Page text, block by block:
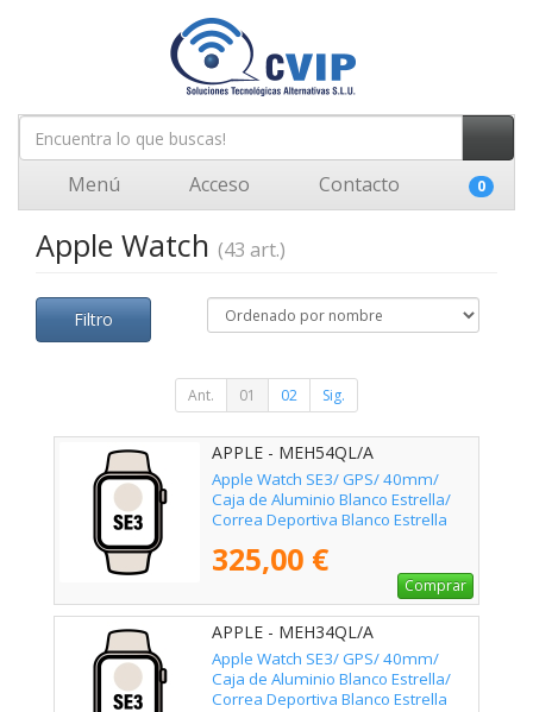
Menú Acceso Contacto 0
Apple Watch (43 art.)
Filtro
Ant. 01 02 Sig.
APPLE - MEH54QL/A
Apple Watch SE3/ GPS/ 40mm/
Caja de Aluminio Blanco Estrella/
Correa Deportiva Blanco Estrella
325,00 €
Comprar
APPLE - MEH34QL/A
Apple Watch SE3/ GPS/ 40mm/
Caja de Aluminio Blanco Estrella/
Correa Deportiva Blanco Estrella